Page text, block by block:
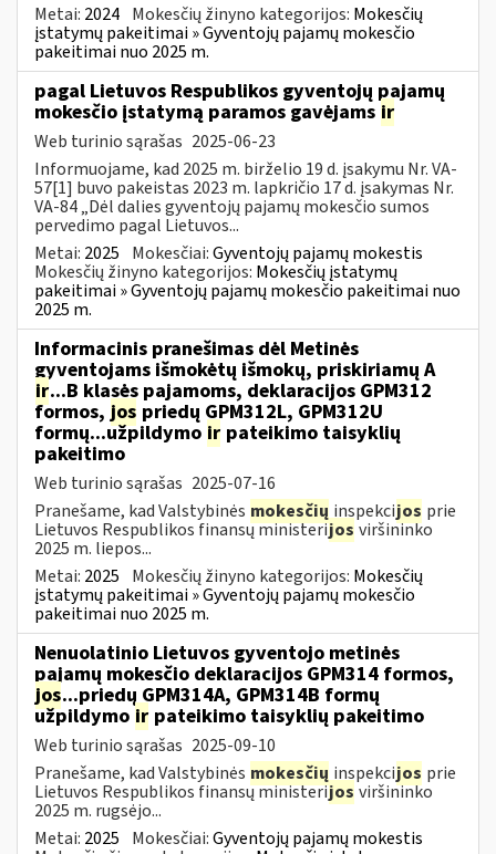
Metai: 2024 Mokesčių žinyno kategorijos: Mokesčių
įstatymų pakeitimai » Gyventojų pajamų mokesčio
pakeitimai nuo 2025 m.
pagal Lietuvos Respublikos gyventojų pajamų
mokesčio įstatymą paramos gavėjams ir
Web turinio sąrašas 2025-06-23
Informuojame, kad 2025 m. birželio 19 d. įsakymu Nr. VA-
57[1] buvo pakeistas 2023 m. lapkričio 17 d. įsakymas Nr.
VA-84 „Dėl dalies gyventojų pajamų mokesčio sumos
pervedimo pagal Lietuvos...
Metai: 2025 Mokesčiai:Gyventojų pajamų mokestis
Mokesčių žinyno kategorijos: Mokesčių įstatymų
pakeitimai » Gyventojų pajamų mokesčio pakeitimai nuo
2025 m.
Informacinis pranešimas dėl Metinės
gyventojams išmokėtų išmokų, priskiriamų A
ir...B klasės pajamoms, deklaracijos GPM312
formos, jos priedų GPM312L, GPM312U
formų...užpildymo ir pateikimo taisyklių
pakeitimo
Web turinio sąrašas 2025-07-16
Pranešame, kad Valstybinės mokesčių inspekcijos prie
Lietuvos Respublikos finansų ministerijos viršininko
2025 m. liepos...
Metai: 2025 Mokesčių žinyno kategorijos: Mokesčių
įstatymų pakeitimai » Gyventojų pajamų mokesčio
pakeitimai nuo 2025 m.
Nenuolatinio Lietuvos gyventojo metinės
pajamų mokesčio deklaracijos GPM314 formos,
jos...priedų GPM314A, GPM314B formų
užpildymo ir pateikimo taisyklių pakeitimo
Web turinio sąrašas 2025-09-10
Pranešame, kad Valstybinės mokesčių inspekcijos prie
Lietuvos Respublikos finansų ministerijos viršininko
2025 m. rugsėjo...
Metai: 2025 Mokesčiai:Gyventojų pajamų mokestis